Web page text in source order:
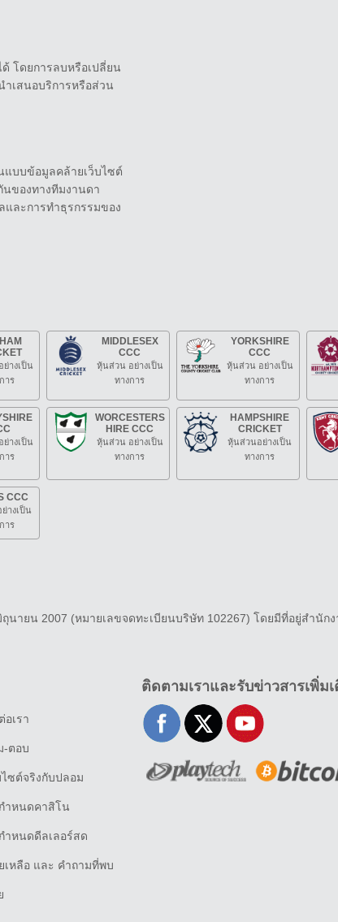
โดยการลบหรือเปลี่ยน
ำเสนอบริการหรือส่วน
แบบข้อมูลคล้ายเว็บไซต์
นของทางทีมงานดา
และการทำธุรกรรมของ
างเป็น
าร
MIDDLESEX
CCC
หุ้นส่วน อย่างเป็น
ทางการ
YORKSHIRE
CCC
หุ้นส่วน อย่างเป็น
ทางการ
างเป็น
าร
WORCESTERS
HIRE CCC
หุ้นส่วน อย่างเป็น
ทางการ
HAMPSHIRE
CRICKET
หุ้นส่วนอย่างเป็น
ทางการ
CCC
างเป็น
าร
นายน 2007 (หมายเลขจดทะเบียนบริษัท 102267) โดยมีที่อยู่สำนัก
อเรา
-ตอบ
ไซต์จริงกับปลอม
ำหนดคาสิโน
ำหนดดีลเลอร์สด
เหลือ และ คำถามที่พบ
ติดตามเราและรับข่าวสารเพิ่ม